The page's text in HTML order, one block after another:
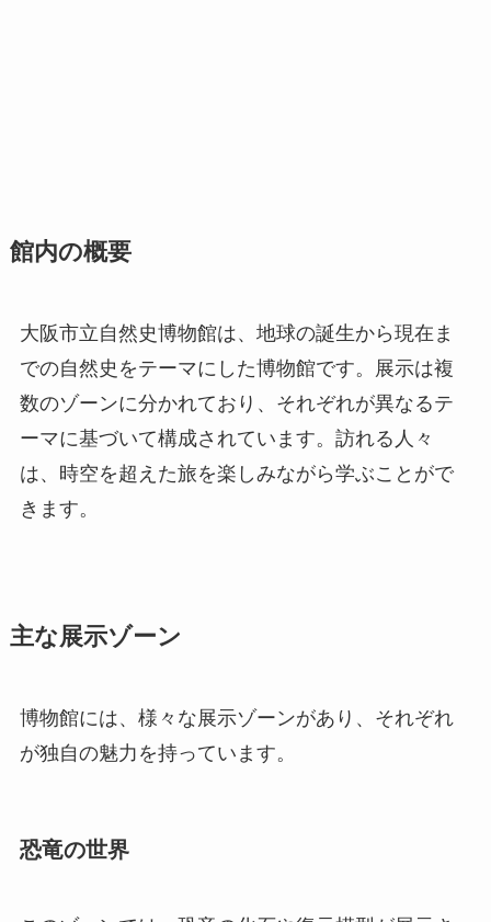
館内の概要
大阪市立自然史博物館は、地球の誕生から現在ま
での自然史をテーマにした博物館です。展示は複
数のゾーンに分かれており、それぞれが異なるテ
ーマに基づいて構成されています。訪れる人々
は、時空を超えた旅を楽しみながら学ぶことがで
きます。
主な展示ゾーン
博物館には、様々な展示ゾーンがあり、それぞれ
が独自の魅力を持っています。
恐竜の世界